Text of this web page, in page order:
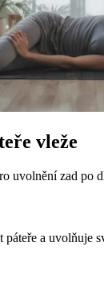
vleže
uvolnění zad po
páteře a uvolňuje